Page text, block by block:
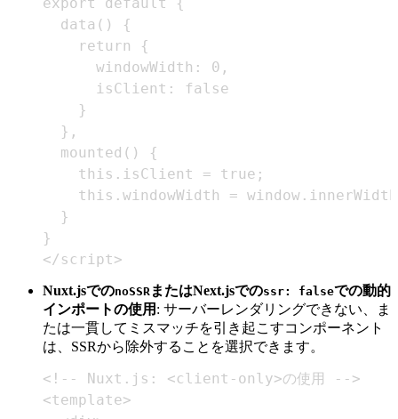
</script>
Nuxt.jsでのnoSSR またはNext.jsでのssr: falseでの動的
インポートの使用 : サーバーレンダリングできない、ま
たは一貫してミスマッチを引き起こすコンポーネント
は、SSRから除外することを選択できます。